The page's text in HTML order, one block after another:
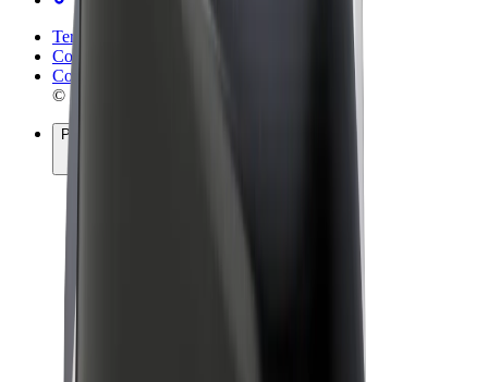
Termeni și Condiții
Confidențialitate
Cookie-uri
© 2026 Bolt Technology OÜ
Produse